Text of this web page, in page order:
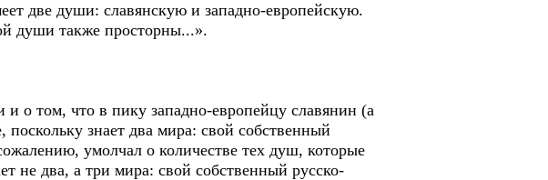
две души: славянскую и западно-европейскую.
души также просторны...».
о том, что в пику западно-европейцу славянин (а
поскольку знает два мира: свой собственный
умолчал о количестве тех душ, которые
не два, а три мира: свой собственный русско-